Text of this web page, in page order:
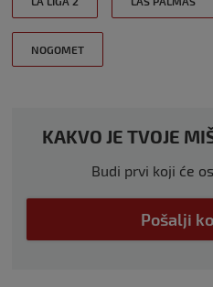
NOGOMET
KAKVO JE TVOJE
Budi prvi koji će
Pošalji